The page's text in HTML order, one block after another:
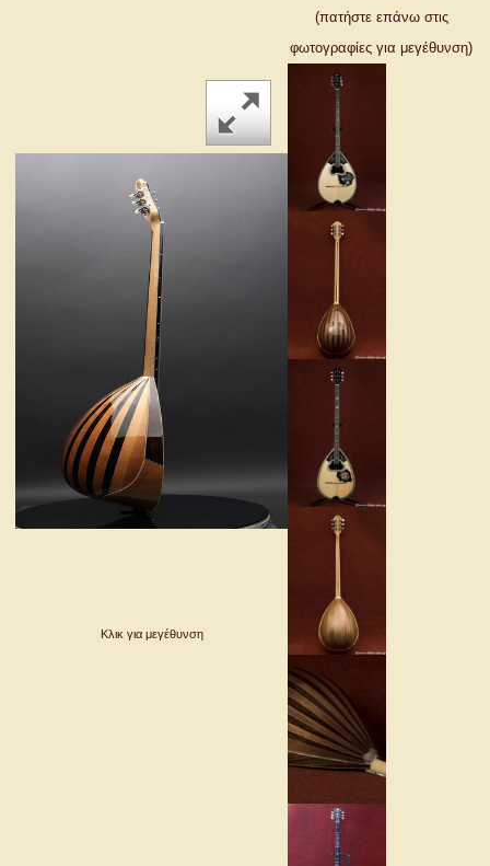
(πατήστε επάνω στις
φωτογραφίες για μεγέθυνση)
Κλικ για μεγέθυνση